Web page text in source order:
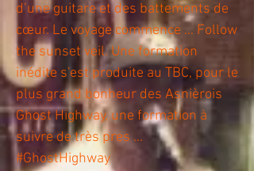
d’une guitare et des battements de
cœur. Le voyage commence … Follow
the sunset veil. Une formation
inédite s'est produite au TBC, pour le
plus grand bonheur des Asnièrois
Ghost Highway, une formation à
suivre de très pres ...
#GhostHighway